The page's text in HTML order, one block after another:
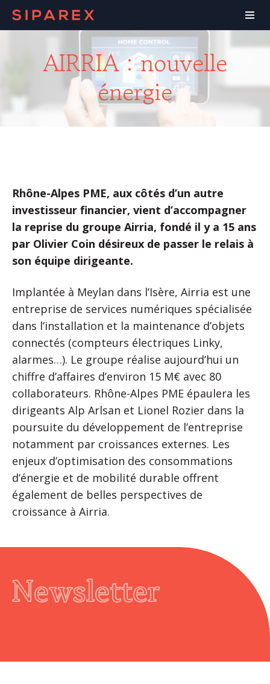
AIRRIA : nouvelle
énergie
Rhône-Alpes PME, aux côtés d’un autre
investisseur financier, vient d’accompagner
la reprise du groupe Airria, fondé il y a 15 ans
par Olivier Coin désireux de passer le relais à
son équipe dirigeante.
Implantée à Meylan dans l’Isère, Airria est une
entreprise de services numériques spécialisée
dans l’installation et la maintenance d’objets
connectés (compteurs électriques Linky,
alarmes…). Le groupe réalise aujourd’hui un
chiffre d’affaires d’environ 15 M€ avec 80
collaborateurs. Rhône-Alpes PME épaulera les
dirigeants Alp Arlsan et Lionel Rozier dans la
poursuite du développement de l’entreprise
notamment par croissances externes. Les
enjeux d’optimisation des consommations
d’énergie et de mobilité durable offrent
également de belles perspectives de
croissance à Airria.
Newsletter